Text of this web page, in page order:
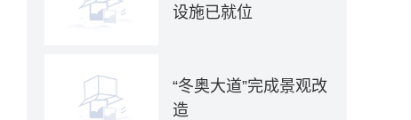
实践
设施已就位
“冬奥大道”完成景观改
造